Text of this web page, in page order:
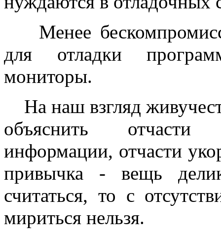
Менее
для отладки
мониторы.
На наш взгляд
объяснить отчасти
информации, отчасти
привычка - вещь
считаться, то с
мириться нельзя.